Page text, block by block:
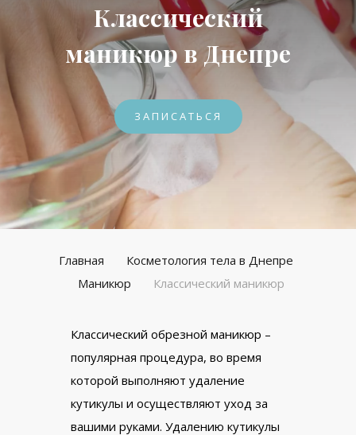
Классический
маникюр в Днепре
ЗАПИСАТЬСЯ
Главная
Косметология тела в Днепре
Маникюр
Классический маникюр
Классический обрезной маникюр –
популярная процедура, во время
которой выполняют удаление
кутикулы и осуществляют уход за
вашими руками. Удалению кутикулы